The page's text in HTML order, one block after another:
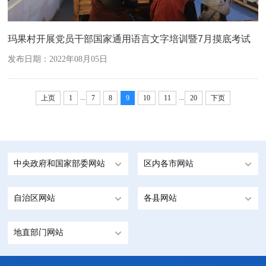
玛果村开展党员干部国家通用语言文字培训暨7月摸底考试
发布日期：2022年08月05日
上页 1 ... 7 8 9 10 11 ... 20 下页
中央政府和国家部委网站 区内各市网站
自治区网站 各县网站
地直部门网站